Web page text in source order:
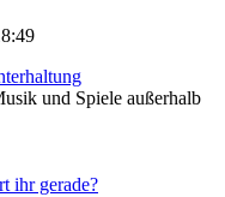
und Spiele außerhalb
ihr gerade?